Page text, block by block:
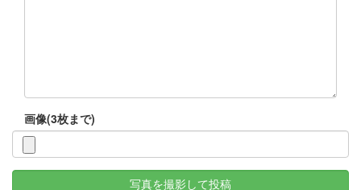
画像(3枚まで)
写真を撮影して投稿